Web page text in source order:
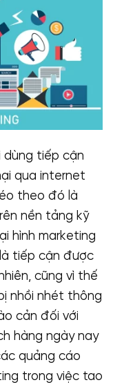
dùng tiếp cận
qua internet
theo đó là
nền tảng kỹ
hình marketing
tiếp cận được
cũng vì thế
nhồi nhét thông
cản đối với
hàng ngày nay
quảng cáo
trong việc tao